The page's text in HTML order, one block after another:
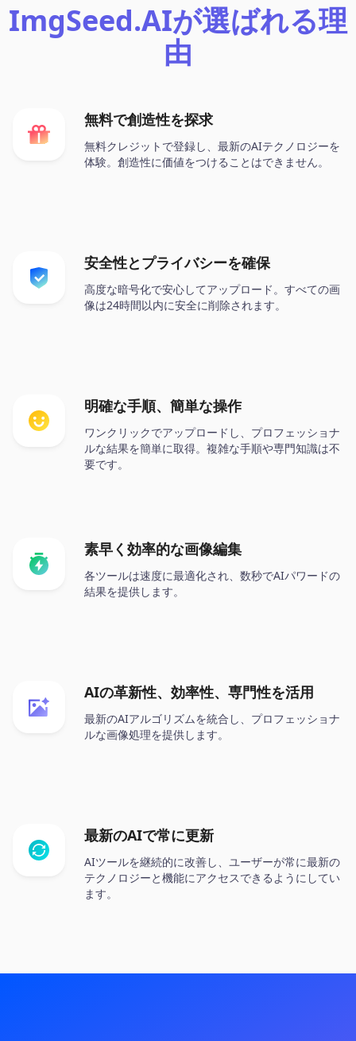
ImgSeed.AIが選ばれる理
由
無料で創造性を探求
無料クレジットで登録し、最新のAIテクノロジーを
体験。創造性に価値をつけることはできません。
安全性とプライバシーを確保
高度な暗号化で安心してアップロード。すべての画
像は24時間以内に安全に削除されます。
明確な手順、簡単な操作
ワンクリックでアップロードし、プロフェッショナ
ルな結果を簡単に取得。複雑な手順や専門知識は不
要です。
素早く効率的な画像編集
各ツールは速度に最適化され、数秒でAIパワードの
結果を提供します。
AIの革新性、効率性、専門性を活用
最新のAIアルゴリズムを統合し、プロフェッショナ
ルな画像処理を提供します。
最新のAIで常に更新
AIツールを継続的に改善し、ユーザーが常に最新の
テクノロジーと機能にアクセスできるようにしてい
ます。